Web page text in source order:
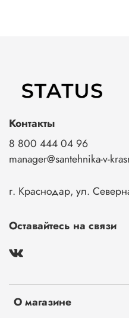
О магазине
Контакты
8 800 444 04 96
manager@santehnika-v-
г. Краснодар, ул.
Оставайтесь на связи